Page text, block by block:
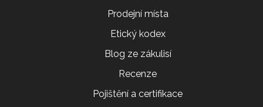
Prodejní místa
Etický kodex
Blog ze zákulisí
Recenze
Pojištění a certifikace